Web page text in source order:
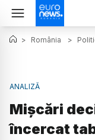
> România >
ANALIZĂ
Mișcări
încercat